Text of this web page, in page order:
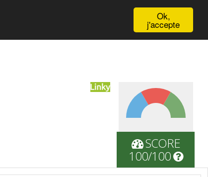
Ok,
j'accepte
SCORE
100/100